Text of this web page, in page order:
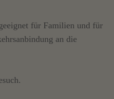
für Familien und für
an die